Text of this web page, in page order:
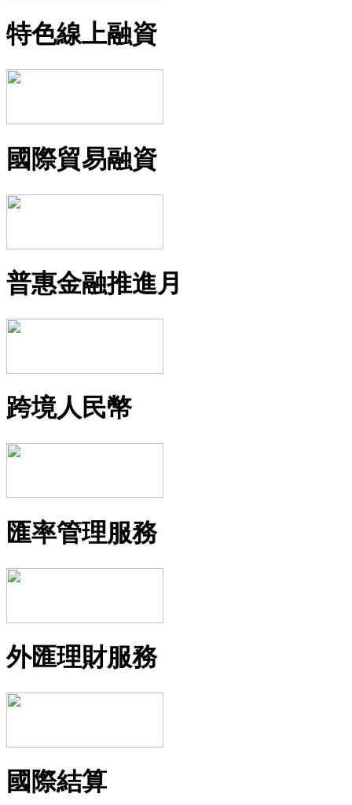
特色線上融資
國際貿易融資
普惠金融推進月
跨境人民幣
匯率管理服務
外匯理財服務
國際結算